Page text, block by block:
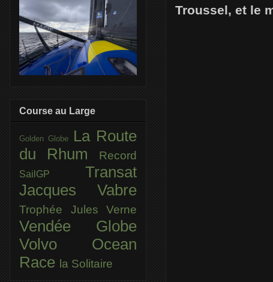
Troussel, et le
Course au Large
Golden Globe
La Route
du Rhum
Record
SailGP Transat
Jacques Vabre
Trophée Jules Verne
Vendée Globe
Volvo Ocean
Race la Solitaire